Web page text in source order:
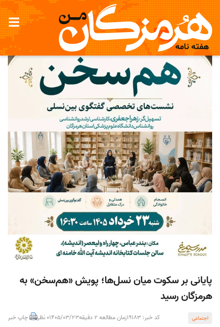
پایانی بر سکوت میان نسل‌ها؛ پویش «هم‌سخن» به
هرمزگان رسید
اجتماعی کد خبر: 19183 زمان مطالعه 2 دقیقه 1405/03/230 نظر چاپ خبر